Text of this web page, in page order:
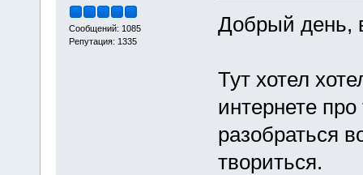
Сообщений: 1085
Репутация: 1335
Добрый день,
Тут хотел
интернете
разобраться
твориться.